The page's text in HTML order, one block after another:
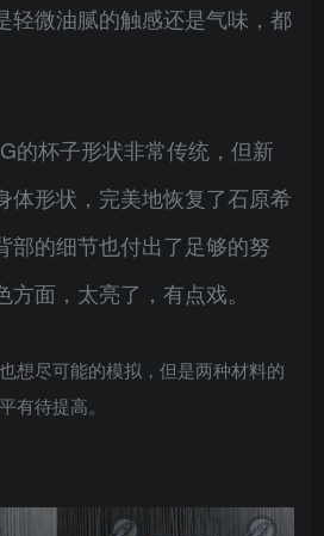
轻微油腻的触感还是气味，都
的杯子形状非常传统，但新
体形状，完美地恢复了石原希
部的细节也付出了足够的努
面，太亮了，有点戏。
想尽可能的模拟，但是两种材料的
有待提高。